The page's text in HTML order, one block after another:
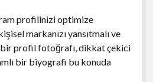
profilinizi optimize
markanızı yansıtmalı ve
bir profil fotoğrafı, dikkat çekici
bir biyografi bu konuda